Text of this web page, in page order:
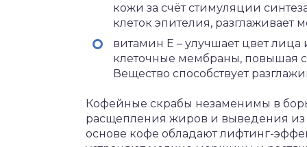
кожи за счёт стимуляции
клеток эпителия,
витамин E – улучшает цвет
клеточные мембраны, повышая
Вещество способствует
Кофейные скрабы незаменимы в
расщепления жиров и выведения из
основе кофе обладают лифтинг-